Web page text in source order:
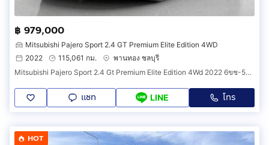
฿ 979,000
Mitsubishi Pajero Sport 2.4 GT Premium Elite Edition 4WD
2022
115,061 กม.
พานทอง ชลบุรี
Mitsubishi Pajero Sport 2.4 Gt Premium Elite Edition 4Wd 2022 6ขช-5655
แชท LINE โทร
HOT